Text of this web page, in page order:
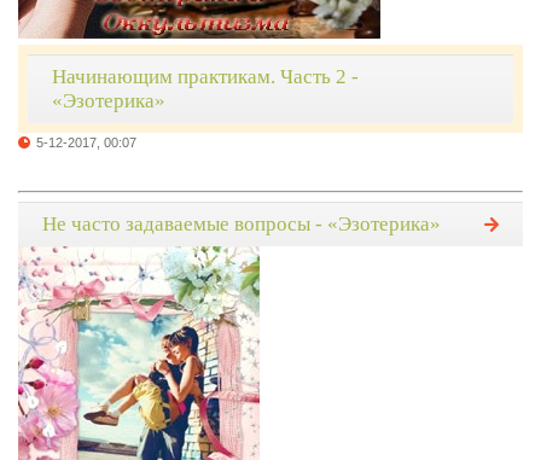
Начинающим практикам. Часть 2 -
«Эзотерика»
5-12-2017, 00:07
Не часто задаваемые вопросы - «Эзотерика»